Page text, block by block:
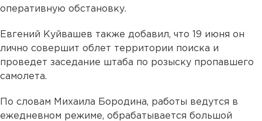
оперативную обстановку.
Евгений Куйвашев также добавил, что 19 июня он
лично совершит облет территории поиска и
проведет заседание штаба по розыску пропавшего
самолета.
По словам Михаила Бородина, работы ведутся в
ежедневном режиме, обрабатывается большой